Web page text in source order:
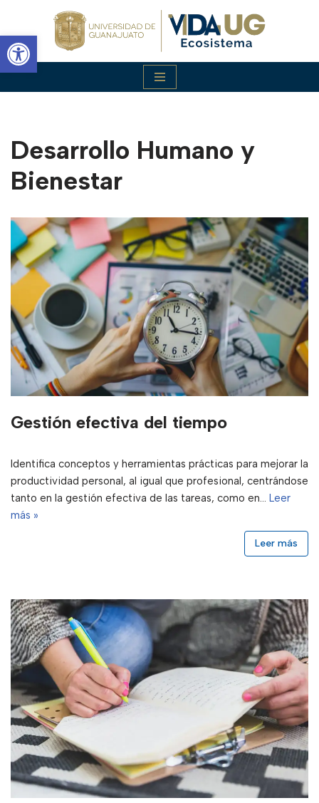
Abrir barra de herramientas
Saltar
al
contenido
Desarrollo Humano y
Bienestar
Gestión efectiva del tiempo
Identifica conceptos y herramientas prácticas para mejorar la
productividad personal, al igual que profesional, centrándose
tanto en la gestión efectiva de las tareas, como en… Leer
más »
Leer más